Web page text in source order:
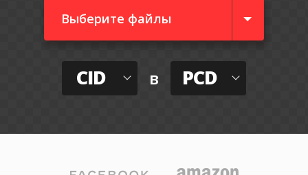
Выберите файлы
CID в PCD